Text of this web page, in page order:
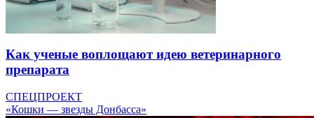
Как ученые воплощают идею ветеринарного
препарата
СПЕЦПРОЕКТ
«Кошки — звезды Донбасса»